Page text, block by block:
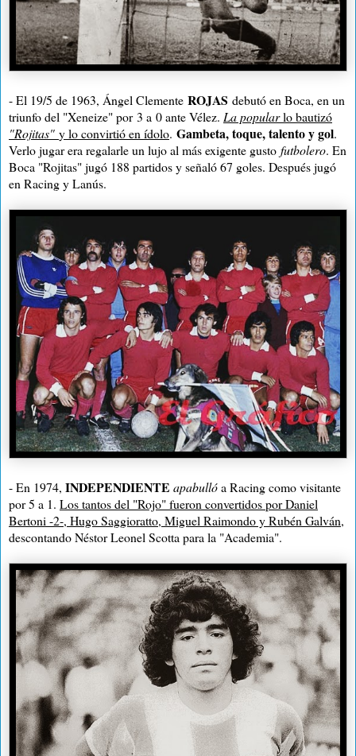
- El 19/5 de 1963, Ángel Clemente ROJAS debutó en Boca, en un
triunfo del "Xeneize" por3 a 0 ante Vélez. La popularlo bautizó
"Rojitas" y lo convirtió en ídolo. Gambeta, toque, talento y gol.
Verlo jugar era regalarle un lujo al más exigente gusto futbolero. En
Boca "Rojitas" jugó 188 partidos y señaló 67 goles. Después jugó
en Racing y Lanús.
- En 1974, INDEPENDIENTE apabullóa Racing como visitante
por5 a 1. Los tantos del "Rojo" fueron convertidos por Daniel
Bertoni -2-, Hugo Saggioratto, Miguel Raimondo y Rubén Galván,
descontando Néstor Leonel Scotta para la "Academia".